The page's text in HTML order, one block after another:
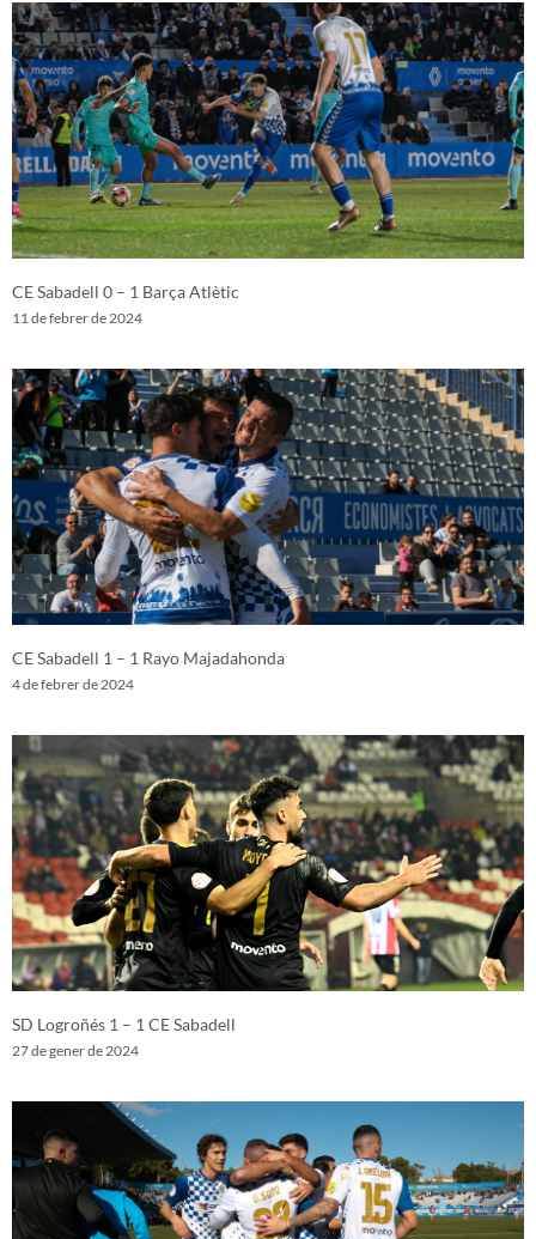
CE Sabadell 0 – 1 Barça Atlètic
11 de febrer de 2024
CE Sabadell 1 – 1 Rayo Majadahonda
4 de febrer de 2024
SD Logroñés 1 – 1 CE Sabadell
27 de gener de 2024